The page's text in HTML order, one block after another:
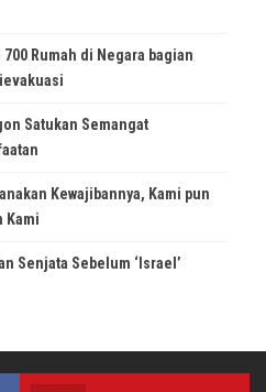
Rumah di Negara bagian
Satukan Semangat
Kewajibannya, Kami pun
Kami
Senjata Sebelum ‘Israel’